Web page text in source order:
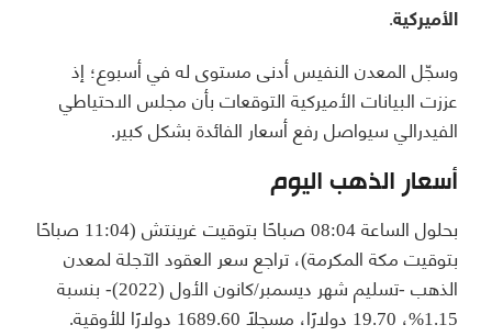
الأميركية.
وسجّل المعدن النفيس أدنى مستوى له في أسبوع؛ إذ
عززت البيانات الأميركية التوقعات بأن مجلس الاحتياطي
الفيدرالي سيواصل رفع أسعار الفائدة بشكل كبير.
أسعار الذهب اليوم
بحلول الساعة 08:04 صباحًا بتوقيت غرينتش (11:04 صباحًا
بتوقيت مكة المكرمة)، تراجع سعر العقود الآجلة لمعدن
الذهب -تسليم شهر ديسمبر/كانون الأول (2022)- بنسبة
1.15%، 19.70 دولارًا، مسجلًا 1689.60 دولارًا للأوقية.